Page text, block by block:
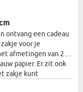
ontvang een cadeau
voor je
afmetingen van 22 x
papier. Er zit ook
zakje kunt